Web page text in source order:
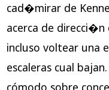
cad�mirar de
acerca de
incluso voltear una
escaleras cual